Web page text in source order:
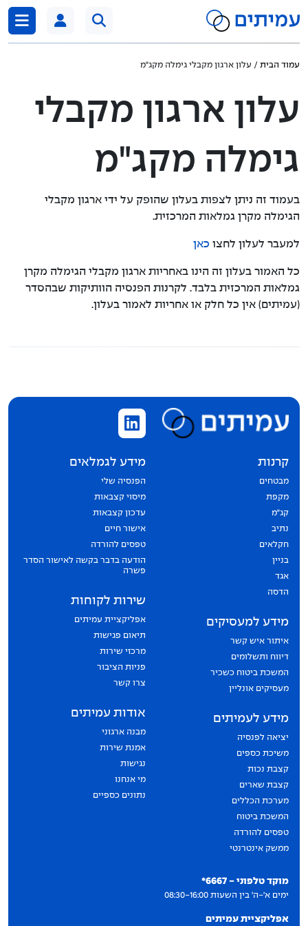
עמוד הבית / עלון ארגון מקבלי גימלה מקג"מ
עלון ארגון מקבלי
גימלה מקג"מ
בעמוד זה ניתן לצפות בעלון שהופק על ידי ארגון מקבלי
הגימלה מקרן גמלאות המרכזית.
למעבר לעלון לחצו כאן
כל האמור בעלון זה הינו באחריות ארגון מקבלי הגימלה מקרן
גמלאות המרכזית בלבד. לקרנות הפנסיה הוותיקות שבהסדר
(עמיתים) אין כל חלק או אחריות לאמור בעלון.
מוקד טלפוני - 6667*
ימים א'-ה' בין השעות 08:30-16:00
אפליקציית עמיתים
קרנות
מבטחים
מקפת
קג״מ
נתיב
חקלאים
בניין
אגד
הדסה
מידע למעסיקים
איתור איש קשר
דיווח ותשלומים
המשכת ביטוח כשכיר
מעסיקים אונליין
מידע לעמיתים
יציאה לפנסיה
משיכת כספים
קצבת נכות
קצבת שארים
מערכת הכללים
המשכת ביטוח
טפסים להורדה
ממשק אינטרנטי
מידע לגמלאים
הפנסיה שלי
מיסוי קצבאות
עדכון קצבאות
אישור חיים
טפסים להורדה
הודעה בדבר בקשה לאישור הסדר
פשרה
שירות לקוחות
אפליקציית עמיתים
תיאום פגישות
מרכזי שירות
פניות הציבור
צרו קשר
אודות עמיתים
מבנה ארגוני
אמנת שירות
נגישות
מי אנחנו
נתונים כספיים